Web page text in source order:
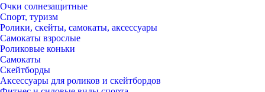
Очки солнезащитные
Спорт, туризм
Ролики, скейты, самокаты, аксессуары
Самокаты взрослые
Роликовые коньки
Самокаты
Скейтборды
Аксессуары для роликов и скейтбордов